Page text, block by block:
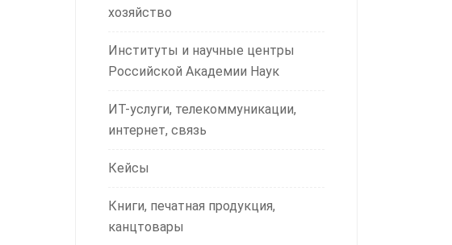
хозяйство
Институты и научные центры
Российской Академии Наук
ИТ-услуги, телекоммуникации,
интернет, связь
Кейсы
Книги, печатная продукция,
канцтовары